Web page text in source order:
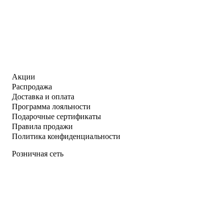
Акции
Распродажа
Доставка и оплата
Программа лояльности
Подарочные сертификаты
Правила продажи
Политика конфиденциальности
Розничная сеть